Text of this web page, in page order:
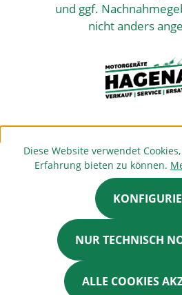
und ggf.
nicht anders
Diese Website verwendet
Erfahrung bieten zu können.
NUR TECHNISCH
ALLE COOKIES